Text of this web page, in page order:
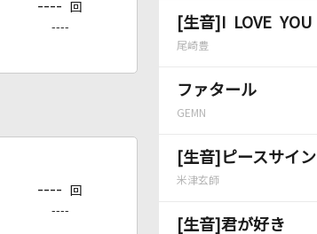
[生音]I LOVE YOU
尾崎豊
ファタール
GEMN
[生音]ピースサイン
米津玄師
[生音]君が好き
---- 回
----
---- 回
----